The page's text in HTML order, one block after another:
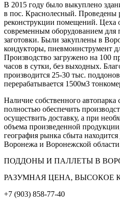
В 2015 году было выкуплено
в пос. Краснолесный. Проведены
реконструкции помещений. Цеха
современным оборудованием для
заготовки. Были закуплены в
кондукторы, пневмоинструмент
Производство загружено на 100
часов в сутки, без выходных.
производится 25-30 тыс.
перерабатывается 1500м3
Наличие собственного автопарка
полностью обеспечить
осуществить доставку, а при
объема произведенной
география рынка сбыта находится
Воронежа и Воронежской
ПОДДОНЫ И ПАЛЛЕТЫ В
РАЗУМНАЯ ЦЕНА, ВЫСОКОЕ
+7 (903) 858-77-40